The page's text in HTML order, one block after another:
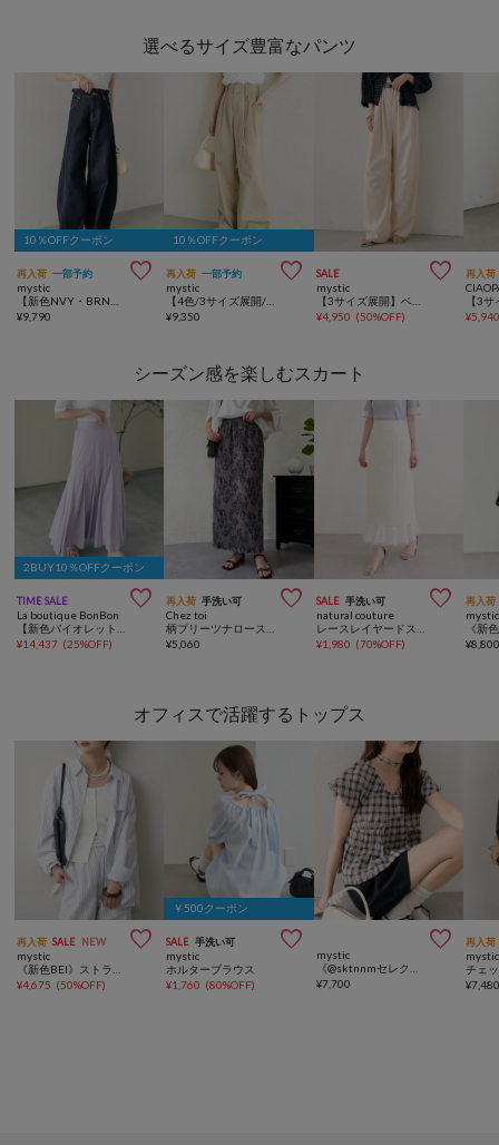
選べるサイズ豊富なパンツ
10％OFFクーポン
再入荷 一部予約 
mystic
¥9,790
10％OFFクーポン
再入荷 一部予約 
mystic
¥9,350
SALE 
mystic
【3サイズ展開】ベルト付きボリュームスラックス
¥4,950 (50%OFF)
再入荷
¥
シーズン感を楽しむスカート
2BUY10％OFFクーポン
TIME SALE 
La boutique BonBon
¥14,437 (25%OFF)
再入荷 手洗い可 
Chez toi
¥5,060
SALE 手洗い可 
natural couture
¥1,980 (70%OFF)
再入荷
mystic
¥
オフィスで活躍するトップス
再入荷 SALE NEW 
mystic
《新色BEI》ストライプBIGシャツ
¥4,675 (50%OFF)
￥500クーポン
SALE 手洗い可 
mystic
ホルターブラウス
¥1,760 (80%OFF)

mystic
《@sktnnmセレクト/BLU》チェックパフブラウス
¥7,700
再入荷
mystic
¥